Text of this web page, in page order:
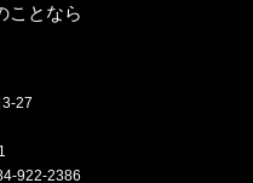
ことなら
27
2386